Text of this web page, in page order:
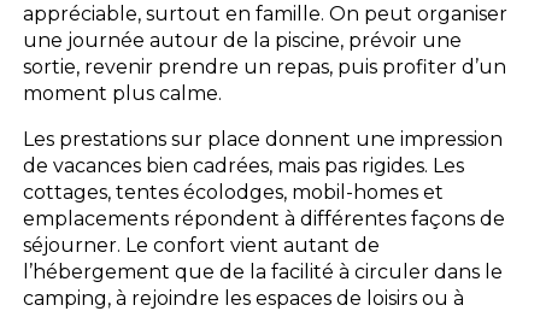
appréciable, surtout en famille. On peut organiser
une journée autour de la piscine, prévoir une
sortie, revenir prendre un repas, puis profiter d’un
moment plus calme.
Les prestations sur place donnent une impression
de vacances bien cadrées, mais pas rigides. Les
cottages, tentes écolodges, mobil-homes et
emplacements répondent à différentes façons de
séjourner. Le confort vient autant de
l’hébergement que de la facilité à circuler dans le
camping, à rejoindre les espaces de loisirs ou à